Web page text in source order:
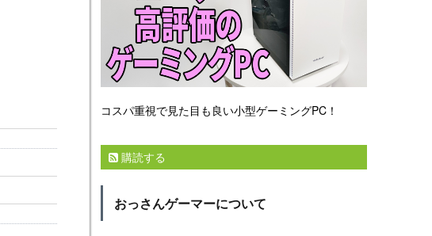
コスパ重視で見た目も良い小型ゲーミングPC！
購読する
おっさんゲーマーについて